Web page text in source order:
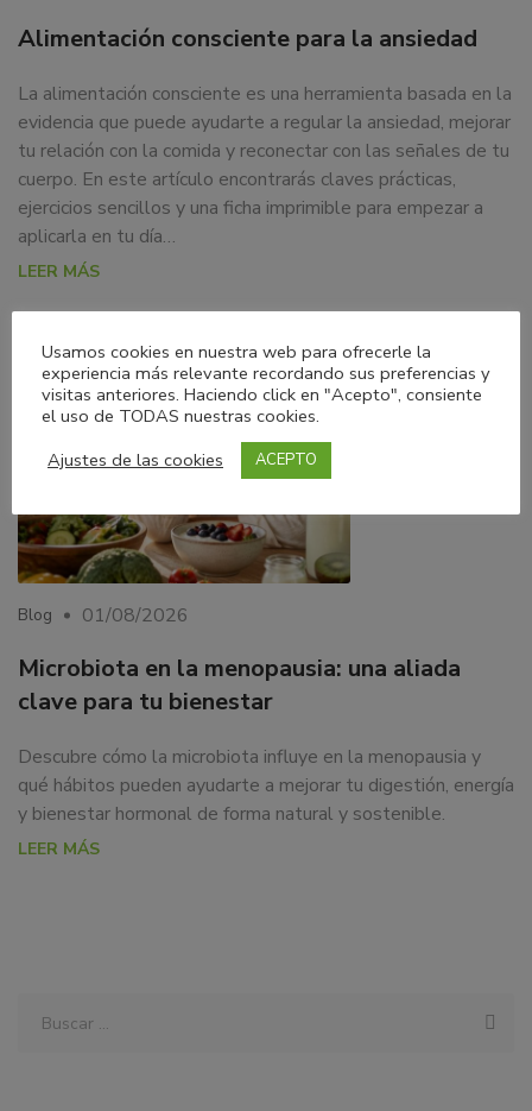
Alimentación consciente para la ansiedad
La alimentación consciente es una herramienta basada en la
evidencia que puede ayudarte a regular la ansiedad, mejorar
tu relación con la comida y reconectar con las señales de tu
cuerpo. En este artículo encontrarás claves prácticas,
ejercicios sencillos y una ficha imprimible para empezar a
aplicarla en tu día…
LEER MÁS
Blog 01/08/2026
Microbiota en la menopausia: una aliada
clave para tu bienestar
Descubre cómo la microbiota influye en la menopausia y
qué hábitos pueden ayudarte a mejorar tu digestión, energía
y bienestar hormonal de forma natural y sostenible.
LEER MÁS
Usamos cookies en nuestra web para ofrecerle la
experiencia más relevante recordando sus preferencias y
visitas anteriores. Haciendo click en "Acepto", consiente
el uso de TODAS nuestras cookies.
Ajustes de las cookies
ACEPTO